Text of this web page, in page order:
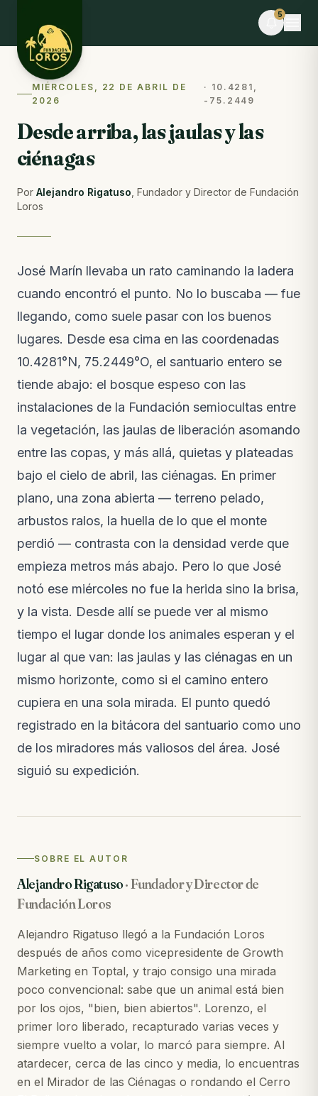
5
EN VIVO
Stephania F. hizo el voluntariado hoy
Tú también puedes ayudar · dona alimentos
Desafío La Libertad × TEAMLEN
NOTAS DE CAMPO
Notas de campo · hace 2 semanas
El video de la liberación de las guacamayas
Nuevo video · hace 3 semanas
MIÉRCOLES, 22 DE ABRIL DE
2026
· 10.4281,
-75.2449
Desde arriba, las jaulas y las
ciénagas
Por Alejandro Rigatuso Fundador y Director de Fundación
Loros
José Marín llevaba un rato caminando la ladera
cuando encontró el punto. No lo buscaba — fue
llegando, como suele pasar con los buenos
lugares. Desde esa cima en las coordenadas
10.4281°N, 75.2449°O, el santuario entero se
tiende abajo: el bosque espeso con las
instalaciones de la Fundación semiocultas entre
la vegetación, las jaulas de liberación asomando
entre las copas, y más allá, quietas y plateadas
bajo el cielo de abril, las ciénagas. En primer
plano, una zona abierta — terreno pelado,
arbustos ralos, la huella de lo que el monte
perdió — contrasta con la densidad verde que
empieza metros más abajo. Pero lo que José
notó ese miércoles no fue la herida sino la brisa,
y la vista. Desde allí se puede ver al mismo
tiempo el lugar donde los animales esperan y el
lugar al que van: las jaulas y las ciénagas en un
mismo horizonte, como si el camino entero
cupiera en una sola mirada. El punto quedó
registrado en la bitácora del santuario como uno
de los miradores más valiosos del área. José
siguió su expedición.
SOBRE EL AUTOR
Alejandro Rigatuso·Fundador y Director de
Fundación Loros
Alejandro Rigatuso llegó a la Fundación Loros
después de años como vicepresidente de Growth
Marketing en Toptal, y trajo consigo una mirada
poco convencional: sabe que un animal está bien
por los ojos, "bien, bien abiertos". Lorenzo, el
primer loro liberado, recapturado varias veces y
siempre vuelto a volar, lo marcó para siempre. Al
atardecer, cerca de las cinco y media, lo encuentras
en el Mirador de las Ciénagas o rondando el Cerro